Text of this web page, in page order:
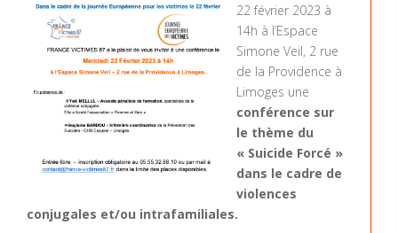
22 février 2023 à
14h à l’Espace
Simone Veil, 2 rue
de la Providence à
Limoges une
conférence sur
le thème du
« Suicide Forcé »
dans le cadre de
violences
conjugales et/ou intrafamiliales.